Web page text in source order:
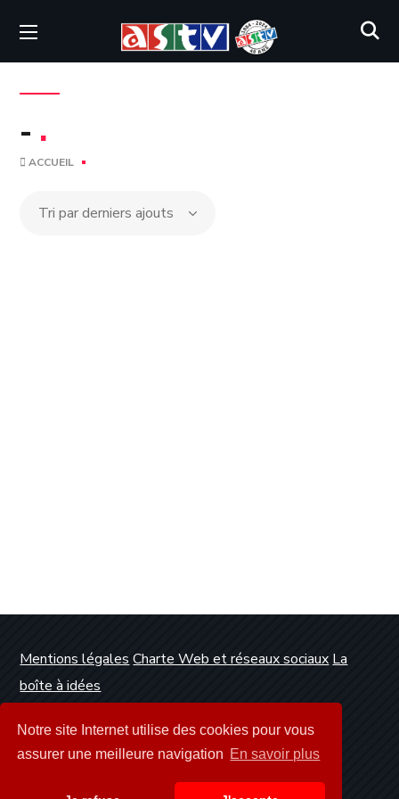
Notre site Internet utilise des cookies pour vous
assurer une meilleure navigation En savoir plus
- .
ACCUEIL
Mentions légales Charte Web et réseaux sociaux La
boîte à idées
Dunkerque